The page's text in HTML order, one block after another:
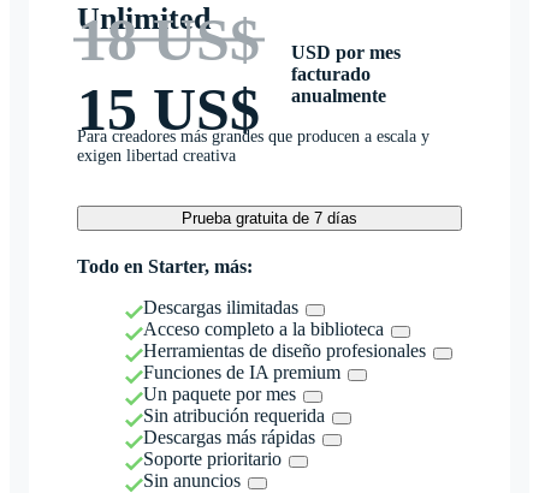
Unlimited
18 US$
15 US$
USD por mes
facturado
anualmente
Para creadores más grandes que producen a escala y
exigen libertad creativa
Prueba gratuita de 7 días
Todo en Starter, más:
Descargas ilimitadas
Acceso completo a la biblioteca
Herramientas de diseño profesionales
Funciones de IA premium
Un paquete por mes
Sin atribución requerida
Descargas más rápidas
Soporte prioritario
Sin anuncios